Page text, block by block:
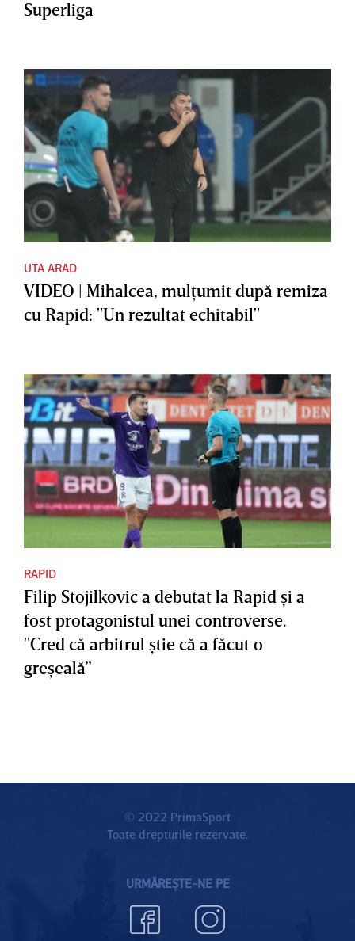
Superliga
UTA ARAD
VIDEO | Mihalcea, mulţumit după remiza
cu Rapid: "Un rezultat echitabil"
RAPID
Filip Stojilkovic a debutat la Rapid şi a
fost protagonistul unei controverse.
"Cred că arbitrul ştie că a făcut o
greşeală”
© 2022 PrimaSport
Toate drepturile rezervate.
URMĂREȘTE-NE PE